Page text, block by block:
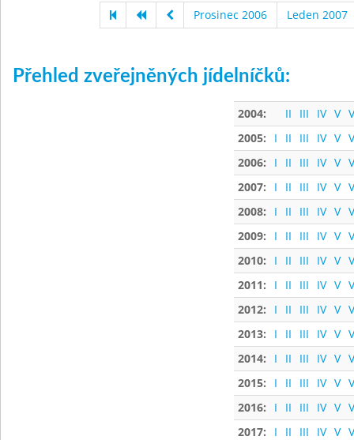
Prosinec 2006 Leden 2007
Přehled zveřejněných jídelníčků:
2004: II III IV V
2005:
I II III IV V
2006:
I II III IV V
2007:
I II III IV V
2008:
I II III IV V
2009:
I II III IV V
2010:
I II III IV V
2011:
I II III IV V
2012:
I II III IV V
2013:
I II III IV V
2014:
I II III IV V
2015:
I II III IV V
2016:
I II III IV V
2017:
I II III IV V